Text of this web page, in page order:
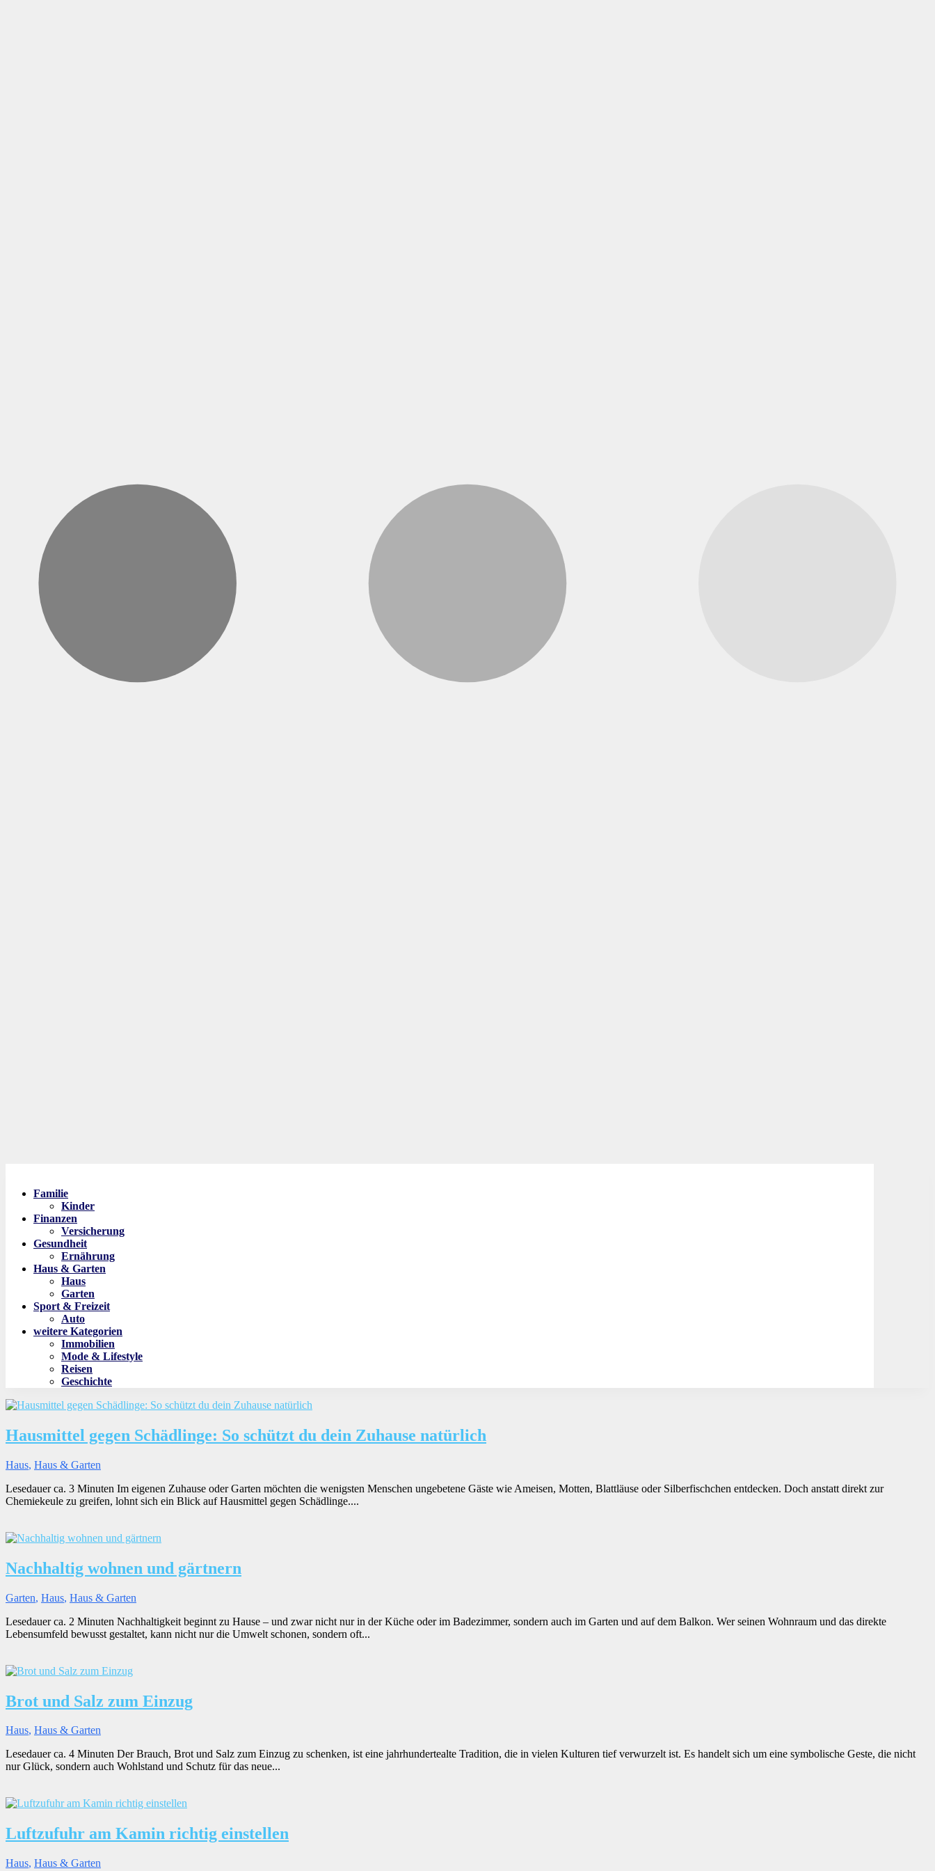
Familie
Kinder
Finanzen
Versicherung
Gesundheit
Ernährung
Haus & Garten
Haus
Garten
Sport & Freizeit
Auto
weitere Kategorien
Immobilien
Mode & Lifestyle
Reisen
Geschichte
Hausmittel gegen Schädlinge: So schützt du dein Zuhause natürlich
Haus, Haus & Garten
Lesedauer ca. 3 Minuten Im eigenen Zuhause oder Garten möchten die wenigsten Menschen ungebetene Gäste wie Ameisen, Motten, Blattläuse oder Silberfischchen entdecken. Doch anstatt direkt zur
Chemiekeule zu greifen, lohnt sich ein Blick auf Hausmittel gegen Schädlinge....
Nachhaltig wohnen und gärtnern
Garten, Haus, Haus & Garten
Lesedauer ca. 2 Minuten Nachhaltigkeit beginnt zu Hause – und zwar nicht nur in der Küche oder im Badezimmer, sondern auch im Garten und auf dem Balkon. Wer seinen Wohnraum und das direkte
Lebensumfeld bewusst gestaltet, kann nicht nur die Umwelt schonen, sondern oft...
Brot und Salz zum Einzug
Haus, Haus & Garten
Lesedauer ca. 4 Minuten Der Brauch, Brot und Salz zum Einzug zu schenken, ist eine jahrhundertealte Tradition, die in vielen Kulturen tief verwurzelt ist. Es handelt sich um eine symbolische Geste, die nicht
nur Glück, sondern auch Wohlstand und Schutz für das neue...
Luftzufuhr am Kamin richtig einstellen
Haus, Haus & Garten